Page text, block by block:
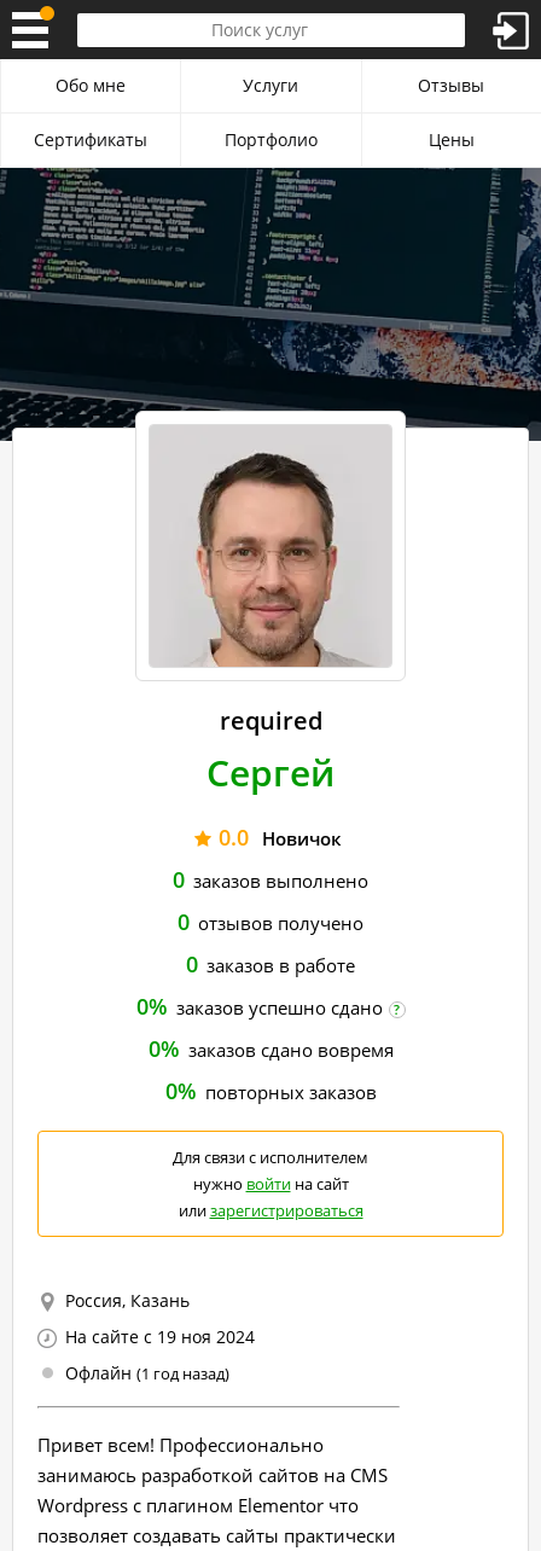
required
Сергей
0.0 Новичок
0 заказов выполнено
0 отзывов получено
0 заказов в работе
0% заказов успешно сдано ?
0% заказов сдано вовремя
0% повторных заказов
Для связи с исполнителем
нужно войтина сайт
илизарегистрироваться
Россия, Казань
На сайте с 19 ноя 2024
Офлайн (1 год назад)
Привет всем! Профессионально
занимаюсь разработкой сайтов на CMS
Wordpress с плагином Elementor что
позволяет создавать сайты практически
Обо мне Услуги Отзывы
Сертификаты Портфолио Цены